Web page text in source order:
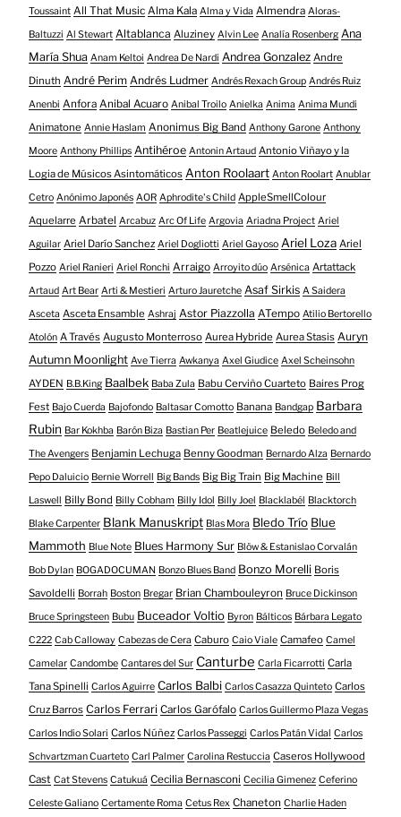
Toussaint All That Music Alma Kala Alma y Vida Almendra Aloras-
Baltuzzi Al Stewart Altablanca Aluziney Alvin Lee Analía Rosenberg Ana
María Shua Anam Keltoi Andrea De Nardi Andrea Gonzalez Andre
Dinuth André Perim Andrés Ludmer Andrés Rexach Group Andrés Ruiz
Anenbi Anfora Anibal Acuaro Anibal Troilo Anielka Anima Anima Mundi
Animatone Annie Haslam Anonimus Big Band Anthony Garone Anthony
Moore Anthony Phillips Antihéroe Antonin Artaud Antonio Viñayo y la
Logia de Músicos Asintomáticos Anton Roolaart Anton Roolart Anublar
Cetro Anónimo Japonés AOR Aphrodite's Child AppleSmellColour
Aquelarre Arbatel Arcabuz Arc Of Life Argovia Ariadna Project Ariel
Aguilar Ariel Darío Sanchez Ariel Dogliotti Ariel Gayoso Ariel Loza Ariel
Pozzo Ariel Ranieri Ariel Ronchi Arraigo Arroyito dúo Arsénica Artattack
Artaud Art Bear Arti & Mestieri Arturo Jauretche Asaf Sirkis A Saidera
Asceta Asceta Ensamble Ashraj Astor Piazzolla ATempo Atilio Bertorello
Atolón A Través Augusto Monterroso Aurea Hybride Aurea Stasis Auryn
Autumn Moonlight Ave Tierra Awkanya Axel Giudice Axel Scheinsohn
AYDEN B.B.King Baalbek Baba Zula Babu Cerviño Cuarteto Baires Prog
Fest Bajo Cuerda Bajofondo Baltasar Comotto Banana Bandgap Barbara
Rubin Bar Kokhba Barón Biza Bastian Per Beatlejuice Beledo Beledo and
The Avengers Benjamin Lechuga Benny Goodman Bernardo Alza Bernardo
Pepo Daluicio Bernie Worrell Big Bands Big Big Train Big Machine Bill
Laswell
Billy Bond Billy Cobham Billy Idol Billy Joel Blacklabél Blacktorch
Blake Carpenter Blank Manuskript Blas Mora Bledo Trío Blue
Mammoth Blue Note Blues Harmony Sur Blöw & Estanislao Corvalán
Bob Dylan BOGADOCUMAN Bonzo Blues Band Bonzo Morelli Boris
Savoldelli Borrah Boston Bregar Brian Chambouleyron Bruce Dickinson
Bruce Springsteen Bubu Buceador Voltio Byron Bálticos Bárbara Legato
C222 Cab Calloway Cabezas de Cera Caburo Caio Viale Camafeo Camel
Camelar Candombe Cantares del Sur Canturbe Carla Ficarrotti Carla
Tana Spinelli Carlos Aguirre Carlos Balbi Carlos Casazza Quinteto Carlos
Cruz Barros Carlos Ferrari Carlos Garófalo Carlos Guillermo Plaza Vegas
Carlos Indio Solari Carlos Núñez Carlos Passeggi Carlos Patán Vidal Carlos
Schvartzman Cuarteto Carl Palmer Carolina Restuccia Caseros Hollywood
Cast Cat Stevens Catukuá Cecilia Bernasconi Cecilia Gimenez Ceferino
Celeste Galiano Certamente Roma Cetus Rex Chaneton Charlie Haden